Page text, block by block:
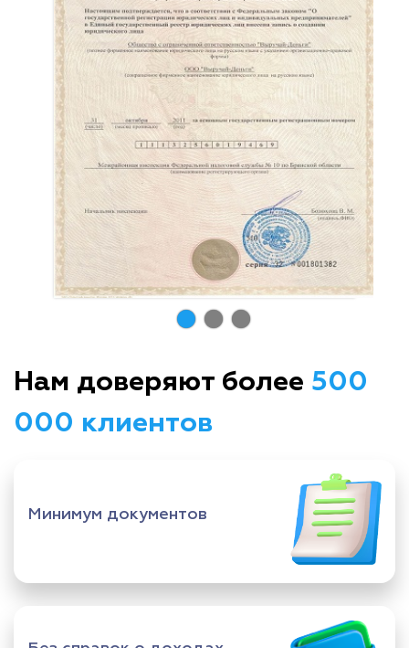
Нам доверяют более 500
000 клиентов
Минимум документов